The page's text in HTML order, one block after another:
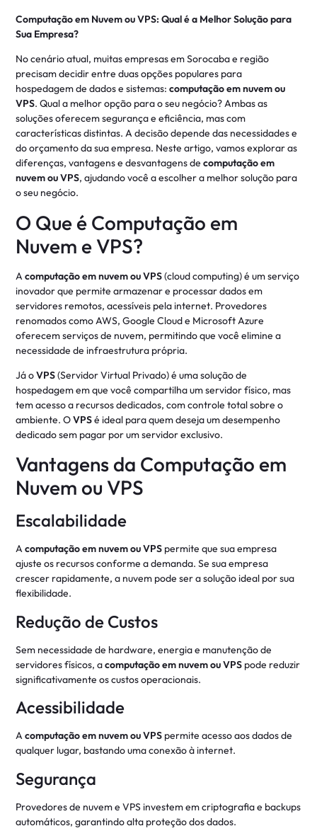
Computação em Nuvem ou VPS: Qual é a Melhor Solução para
Sua Empresa?
No cenário atual, muitas empresas em Sorocaba e região
precisam decidir entre duas opções populares para
hospedagem de dados e sistemas:computação em nuvem ou
VPS. Qual a melhor opção para o seu negócio? Ambas as
soluções oferecem segurança e eficiência, mas com
características distintas. A decisão depende das necessidades e
do orçamento da sua empresa. Neste artigo, vamos explorar as
diferenças, vantagens e desvantagens decomputação em
nuvem ou VPS, ajudando você a escolher a melhor solução para
o seu negócio.
O Que é Computação em
Nuvem e VPS?
Acomputação em nuvem ou VPS(cloud computing) é um serviço
inovador que permite armazenar e processar dados em
servidores remotos, acessíveis pela internet. Provedores
renomados como AWS, Google Cloud e Microsoft Azure
oferecem serviços de nuvem, permitindo que você elimine a
necessidade de infraestrutura própria.
Já oVPS(Servidor Virtual Privado) é uma solução de
hospedagem em que você compartilha um servidor físico, mas
tem acesso a recursos dedicados, com controle total sobre o
ambiente. OVPSé ideal para quem deseja um desempenho
dedicado sem pagar por um servidor exclusivo.
Vantagens da Computação em
Nuvem ou VPS
Escalabilidade
Acomputação em nuvem ou VPS permite que sua empresa
ajuste os recursos conforme a demanda. Se sua empresa
crescer rapidamente, a nuvem pode ser a solução ideal por sua
flexibilidade.
Redução de Custos
Sem necessidade de hardware, energia e manutenção de
servidores físicos, acomputação em nuvem ou VPS pode reduzir
significativamente os custos operacionais.
Acessibilidade
Acomputação em nuvem ou VPS permite acesso aos dados de
qualquer lugar, bastando uma conexão à internet.
Segurança
Provedores de nuvem e VPS investem em criptografia e backups
automáticos, garantindo alta proteção dos dados.